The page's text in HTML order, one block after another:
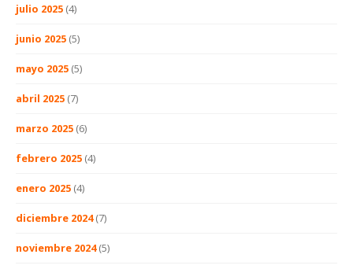
julio 2025 (4)
junio 2025 (5)
mayo 2025 (5)
abril 2025 (7)
marzo 2025 (6)
febrero 2025 (4)
enero 2025 (4)
diciembre 2024(7)
noviembre 2024(5)